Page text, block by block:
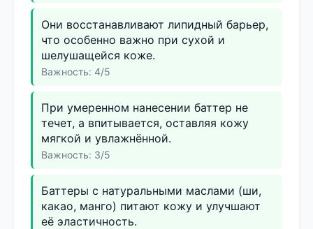
Они восстанавливают липидный барьер,
что особенно важно при сухой и
шелушащейся коже.
Важность: 4/5
При умеренном нанесении баттер не
течет, а впитывается, оставляя кожу
мягкой и увлажнённой.
Важность: 3/5
Баттеры с натуральными маслами (ши,
какао, манго) питают кожу и улучшают
её эластичность.